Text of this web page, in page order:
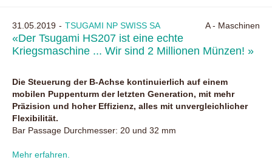
31.05.2019 TSUGAMI NP SWISS SA A - Maschinen
«Der Tsugami HS207 ist eine echte
Kriegsmaschine ... Wir sind 2 Millionen Münzen! »
Die Steuerung der B-Achse kontinuierlich auf einem
mobilen Puppenturm der letzten Generation, mit mehr
Präzision und hoher Effizienz, alles mit unvergleichlicher
Flexibilität.
Bar Passage Durchmesser: 20 und 32 mm
Mehr erfahren.